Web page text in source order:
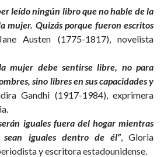
leído ningún libro que no hable de la
mujer. Quizás porque fueron escritos
Austen (1775-1817), novelista
mujer debe sentirse libre, no para
sino libres en sus capacidades y
Gandhi (1917-1984), exprimera
iguales fuera del hogar mientras
iguales dentro de él”, Gloria
y escritora estadounidense.